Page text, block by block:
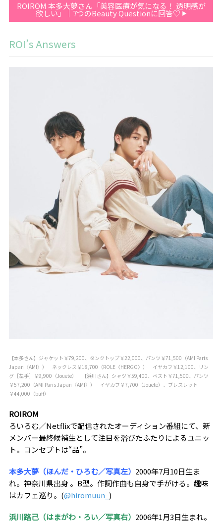
ROIROM 本多大夢さん「美容医療が気になる！ 透明感が
欲しい」｜7つのBeauty Questionに回答♡
ROI’s Answers
【本多さん】ジャケット￥79,200、タンクトップ￥22,000、パンツ￥71,500（AMI Paris
Japan〈AMI〉） ネックレス￥18,700（ROLE〈HERGO〉） イヤカフ￥12,100、リン
グ［左手］￥9,900（Jouete） 【浜川さん】シャツ￥59,400、ベスト￥71,500、パンツ
￥57,200（AMI Paris Japan〈AMI〉） イヤカフ￥7,700（Jouete）、ブレスレット
￥44,000（buff）
ROIROM
ろいろむ／Netflixで配信されたオーディション番組にて、新
メンバー最終候補生として注目を浴びたふたりによるユニッ
ト。コンセプトは“品”。
本多大夢（ほんだ・ひろむ／写真左） 2000年7月10日生ま
れ。 神奈川県出身 。B型。作詞作曲も自身で手がける。趣味
はカフェ巡り。(@hiromuun_ )
浜川路己（はまがわ・ろい／写真右） 2006年1月3日生まれ。